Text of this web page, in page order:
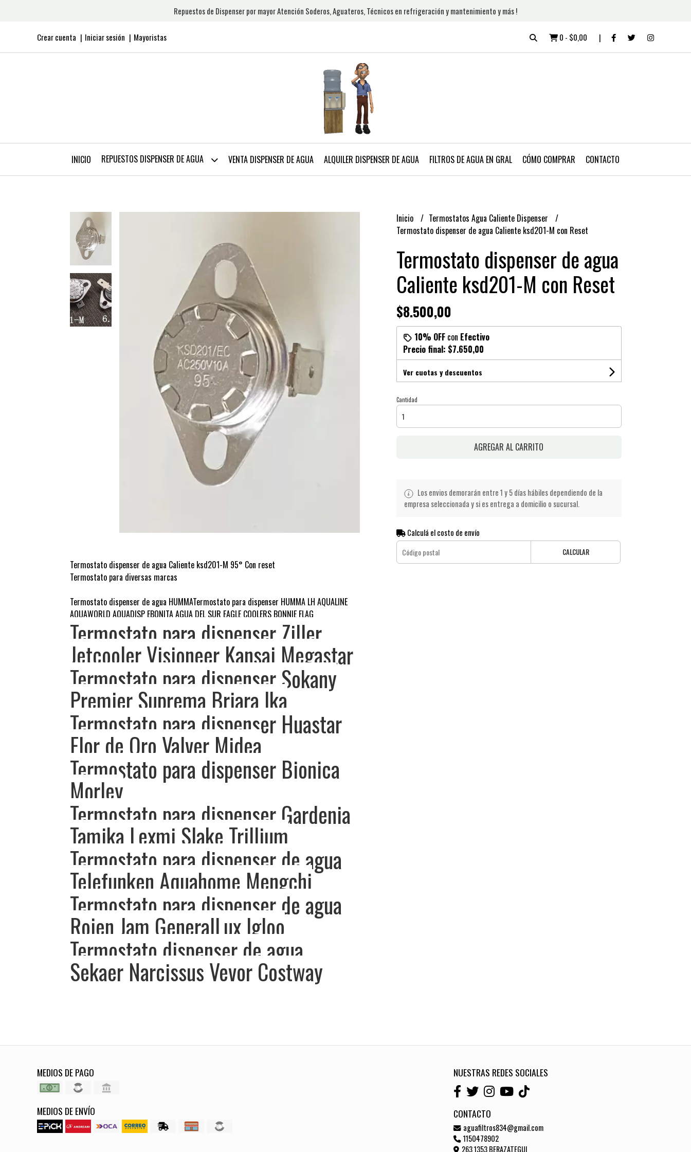
Repuestos de Dispenser por mayor Atención Soderos, Aguateros, Técnicos en refrigeración y mantenimiento y más !
Crear cuenta Iniciar sesión Mayoristas 0 - $0,00
INICIO REPUESTOS DISPENSER DE AGUA VENTA DISPENSER DE AGUA ALQUILER DISPENSER DE AGUA FILTROS DE AGUA EN GRAL CÓMO COMPRAR CONTACTO
Termostato dispenser de agua Caliente ksd201-M 95° Con reset
Termostato para diversas marcas
Termostato dispenser de agua HUMMATermostato para dispenser HUMMA LH AQUALINE
AQUAWORLD AQUADISP EBONITA AGUA DEL SUR EAGLE COOLERS BONNIE FLAG
Termostato para dispenser Ziller
Jetcooler Visioneer Kansai Megastar
Termostato para dispenser Sokany
Premier Suprema Briara Ika
Termostato para dispenser Huastar
Flor de Oro Valver Midea
Termostato para dispenser Bionica
Morley
Termostato para dispenser Gardenia
Tamika Lexmi Slake Trillium
Termostato para dispenser de agua
Telefunken Aquahome Mengchi
Termostato para dispenser de agua
Rojen Jam GeneralLux Igloo
Termostato dispenser de agua
Sekaer Narcissus Vevor Costway
Inicio
Termostatos Agua Caliente Dispenser
Termostato dispenser de agua Caliente ksd201-M con Reset
Termostato dispenser de agua
Caliente ksd201-M con Reset
$8.500,00
10% OFFcon Efectivo
Precio final: $7.650,00
Ver cuotas y descuentos
Cantidad
AGREGAR AL CARRITO
Los envios demorarán entre 1 y 5 días hábiles dependiendo de la
empresa seleccionada y si es entrega a domicilio o sucursal.
Calculá el costo de envío
CALCULAR
MEDIOS DE PAGO
MEDIOS DE ENVÍO
NUESTRAS REDES SOCIALES
CONTACTO
aguafiltros834@gmail.com
1150478902
263 1353 BERAZATEGUI